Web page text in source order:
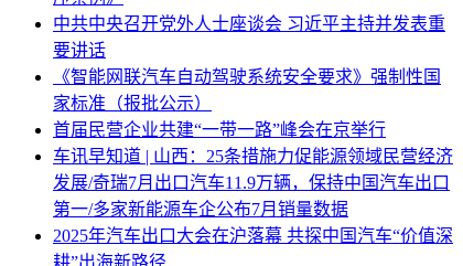
中共中央召开党外人士座谈会 习近平主持并发表重
要讲话
《智能网联汽车自动驾驶系统安全要求》强制性国
家标准（报批公示）
首届民营企业共建“一带一路”峰会在京举行
车讯早知道 | 山西：25条措施力促能源领域民营经济
发展/奇瑞7月出口汽车11.9万辆，保持中国汽车出口
第一/多家新能源车企公布7月销量数据
2025年汽车出口大会在沪落幕 共探中国汽车“价值深
耕”出海新路径